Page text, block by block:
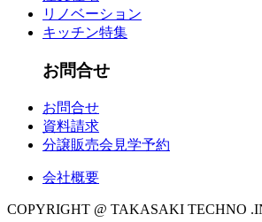
リノベーション
キッチン特集
お問合せ
お問合せ
資料請求
分譲販売会見学予約
会社概要
COPYRIGHT @ TAKASAKI TECHNO